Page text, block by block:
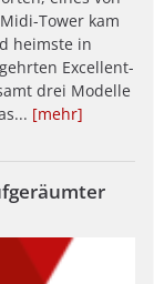
Tower kam
heimste in
Excellent-
drei Modelle
[mehr]